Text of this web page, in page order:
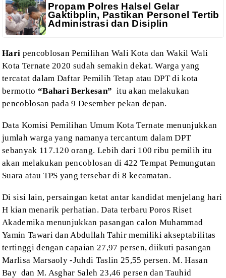
Propam Polres Halsel Gelar
Gaktibplin, Pastikan Personel Tertib
Administrasi dan Disiplin
Hari pencoblosan Pemilihan Wali Kota dan Wakil Wali
Kota Ternate 2020 sudah semakin dekat. Warga yang
tercatat dalam Daftar Pemilih Tetap atau DPT di kota
bermotto “Bahari Berkesan” itu akan melakukan
pencoblosan pada 9 Desember pekan depan.
Data Komisi Pemilihan Umum Kota Ternate menunjukkan
jumlah warga yang namanya tercantum dalam DPT
sebanyak 117.120 orang. Lebih dari 100 ribu pemilih itu
akan melakukan pencoblosan di 422 Tempat Pemungutan
Suara atau TPS yang tersebar di 8 kecamatan.
Di sisi lain, persaingan ketat antar kandidat menjelang hari
H kian menarik perhatian. Data terbaruPoros Riset
Akademika menunjukkan pasangan calon Muhammad
Yamin Tawari dan Abdullah Tahir memiliki akseptabilitas
tertinggi dengan capaian 27,97 persen, diikuti pasangan
Marlisa Marsaoly -Juhdi Taslin 25,55 persen. M. Hasan
Bay dan M. Asghar Saleh 23,46 persen dan Tauhid